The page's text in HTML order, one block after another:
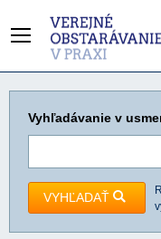
Vyhľadávanie v
VYHĽADAŤ